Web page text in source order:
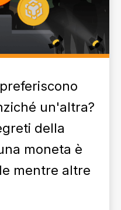
un'altra?
della
moneta è
mentre altre